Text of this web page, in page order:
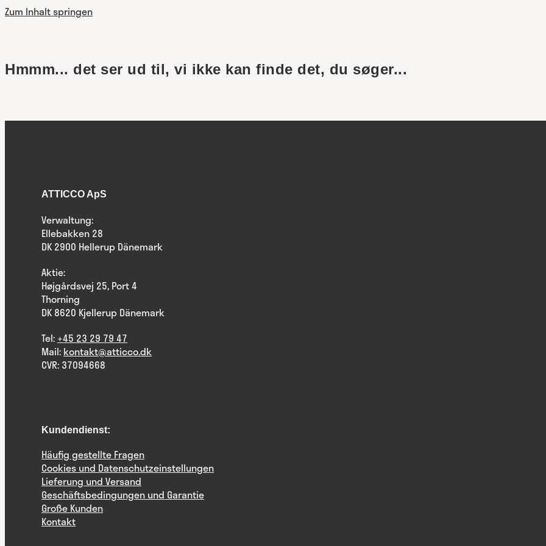
Zum Inhalt springen
Hmmm... det ser ud til, vi ikke kan finde det, du søger...
ATTICCO ApS
Verwaltung:
Ellebakken 28
DK 2900 Hellerup Dänemark
Aktie:
Højgårdsvej 25, Port 4
Thorning
DK 8620 Kjellerup Dänemark
Tel: +45 23 29 79 47
Mail: kontakt@atticco.dk
CVR: 37094668
Kundendienst:
Häufig gestellte Fragen
Cookies und Datenschutzeinstellungen
Lieferung und Versand
Geschäftsbedingungen und Garantie
Große Kunden
Kontakt